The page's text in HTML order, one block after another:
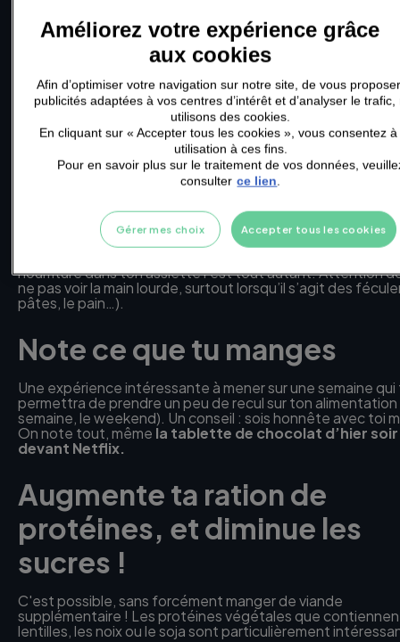
Trouve ton régime
Attention, il ne s’agit pas de « se mettre au régime », mais
trouver une alimentation qui te corresponde. Si manger
petit déjeuner, être végétarien ou faire un goûter à 16h
rend plus heureux.se au quotidien, n’attends plus ! Il
une diète. L’essentiel est de manger en variant les
nutriments et vitamines !
Fais attention aux portions
nourriture dans ton assiette l’est tout autant. Attention
ne pas voir la main lourde, surtout lorsqu’il s’agit des
pâtes, le pain…).
Note ce que tu manges
Une expérience intéressante à mener sur une semaine
permettra de prendre un peu de recul sur ton alimentation
semaine, le weekend). Un conseil : sois honnête avec toi
On note tout, même la tablette de chocolat d’hier soir
devant Netflix.
Augmente ta ration de
protéines, et diminue les
sucres !
C'est possible, sans forcément manger de viande
supplémentaire ! Les protéines végétales que
lentilles, les noix ou le soja sont particulièrement
Améliorez votre expérience grâce
aux cookies
Afin d’optimiser votre navigation sur notre site, de vous
publicités adaptées à vos centres d’intérêt et d’analyser le trafic,
utilisons des cookies.
En cliquant sur « Accepter tous les cookies », vous consentez
utilisation à ces fins.
Pour en savoir plus sur le traitement de vos données,
consulter ce lien.
Accepter tous les cookies
Gérer mes choix